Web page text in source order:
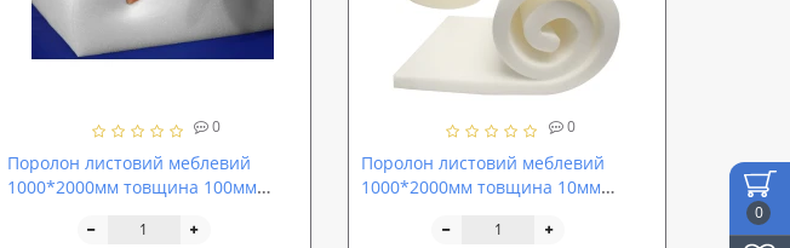
0
0
Поролон листовий меблевий
1000*2000мм товщина 100мм
st2540-100)
0
Поролон листовий меблевий
1000*2000мм товщина 10мм
el2542-10)